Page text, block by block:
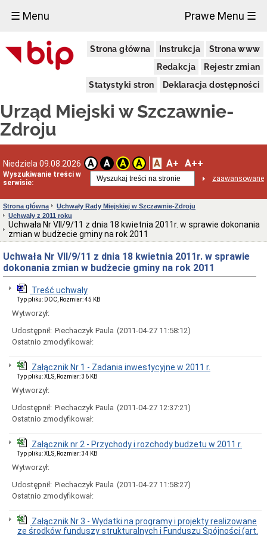
☰ Menu Prawe Menu ☰
Strona główna Instrukcja
Strona www
Redakcja
Rejestr zmian
Statystyki stron
Deklaracja dostępności
Urząd Miejski w Szczawnie-
Zdroju
Niedziela 09.08.2026 A A A A A A+ A++
Wyszukiwanie treści w
serwisie:
zaawansowane
Urząd
Miejski
Aktualności
Dni
i
godziny
otwarcia
telefonów
Kierownictwo
Statut
i
struktura
Urzędu
Burmistrza
Interpretacje
Ogłoszenia
naborze
Ogłoszenia,
obwieszczenia,
informacje
innych
instytucji
Uchwała
Uchwała
dla
województwa
dolnośląskiego
Fundusz
Szerokopasmowy
na
udzielenie
celowej
Zamówienia
Strona główna
Uchwały Rady Miejskiej w Szczawnie-Zdroju
Uchwały z 2011 roku
Uchwała Nr VII/9/11 z dnia 18 kwietnia 2011r. w sprawie dokonania
zmian w budżecie gminy na rok 2011
Uchwała Nr VII/9/11 z dnia 18 kwietnia 2011r. w sprawie
dokonania zmian w budżecie gminy na rok 2011
Treść uchwały
Typ pliku: DOC, Rozmiar: 45 KB
Wytworzył:
Udostępnił: Piechaczyk Paula (2011-04-27 11:58:12)
Ostatnio zmodyfikował:
Załącznik Nr 1 - Zadania inwestycyjne w 2011 r.
Typ pliku: XLS, Rozmiar: 36 KB
Wytworzył:
Udostępnił: Piechaczyk Paula (2011-04-27 12:37:21)
Ostatnio zmodyfikował:
Załącznik nr 2 - Przychody i rozchody budżetu w 2011 r.
Typ pliku: XLS, Rozmiar: 34 KB
Wytworzył:
Udostępnił: Piechaczyk Paula (2011-04-27 11:58:27)
Ostatnio zmodyfikował:
Załącznik Nr 3 - Wydatki na programy i projekty realizowane
ze środków funduszy strukturalnych i Funduszu Spójności (art.
×